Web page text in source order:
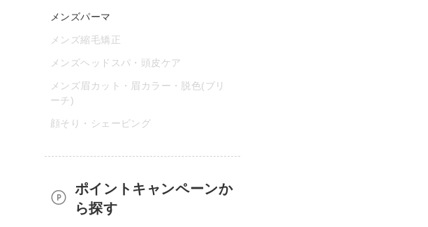
メンズパーマ
メンズ縮毛矯正
メンズヘッドスパ・頭皮ケア
メンズ眉カット・眉カラー・脱色(ブリ
ーチ)
顔そり・シェービング
ポイントキャンペーンか
ら探す